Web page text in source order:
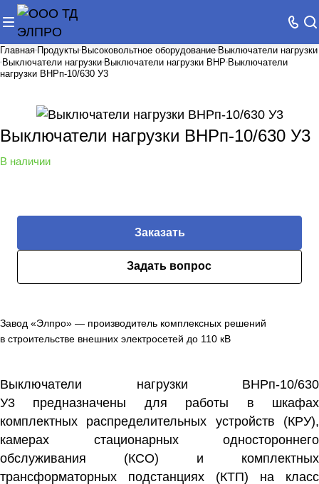
Главная Продукты Высоковольтное оборудование Выключатели нагрузки
Выключатели нагрузки Выключатели нагрузки ВНР Выключатели
нагрузки ВНРп-10/630 У3
Выключатели нагрузки ВНРп-10/630 У3
В наличии
Заказать
Задать вопрос
Завод «Элпро» — производитель комплексных решений
в строительстве внешних электросетей до 110 кВ
Выключатели нагрузки ВНРп-10/630
У3 предназначены для работы в шкафах
комплектных распределительных устройств (КРУ),
камерах стационарных одностороннего
обслуживания (КСО) и комплектных
трансформаторных подстанциях (КТП) на класс